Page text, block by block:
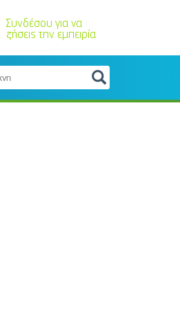
Συνδέσου για να
ζήσεις την εμπειρία